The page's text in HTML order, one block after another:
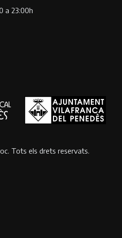
a 23:00h
Tots els drets reservats.